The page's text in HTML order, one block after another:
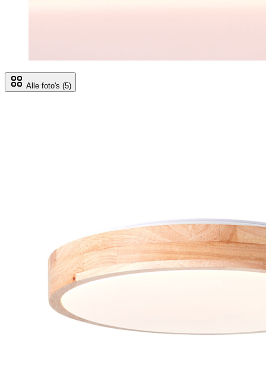
Alle foto's (5)